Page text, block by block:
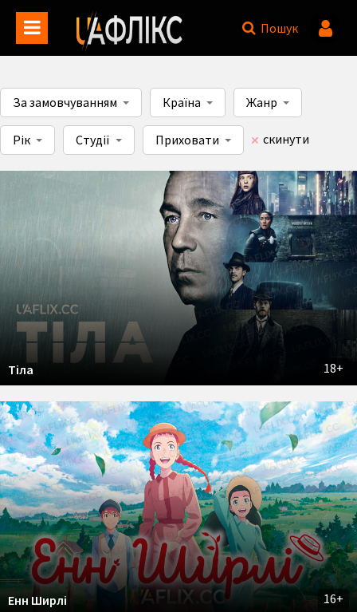
Пошук
За замовчуванням Країна Жанр
Рік Студії Приховати скинути
18+
Тіла
16+
Енн Ширлі